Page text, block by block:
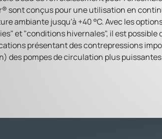
sont conçus pour une utilisation en
ambiante jusqu'à +40 °C. Avec les
et "conditions hivernales", il est possible
présentant des contrepressions
des pompes de circulation plus